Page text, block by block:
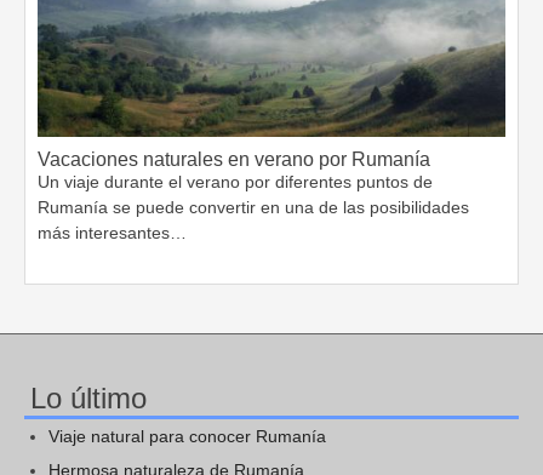
Vacaciones naturales en verano por Rumanía
Un viaje durante el verano por diferentes puntos de
Rumanía se puede convertir en una de las posibilidades
más interesantes…
Lo último
Viaje natural para conocer Rumanía
Hermosa naturaleza de Rumanía